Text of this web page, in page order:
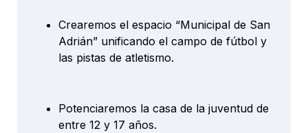
Crearemos el espacio “Municipal de San
Adrián” unificando el campo de fútbol y
las pistas de atletismo.
Potenciaremos la casa de la juventud de
entre 12 y 17 años.